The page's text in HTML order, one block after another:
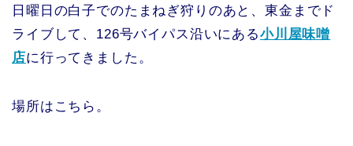
日曜日の白子でのたまねぎ狩りのあと、東金までド
ライブして、126号バイパス沿いにある小川屋味噌
店に行ってきました。
場所はこちら。